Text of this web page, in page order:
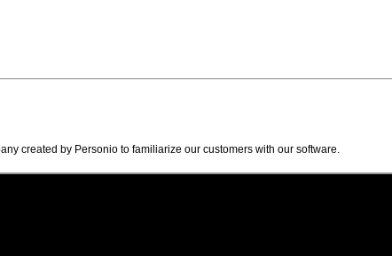
created by Personio to familiarize our customers with our software.